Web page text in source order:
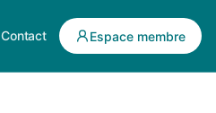
Contact Espace membre